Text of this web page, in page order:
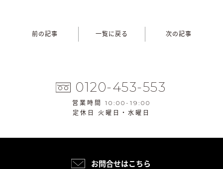
前の記事 一覧に戻る 次の記事
0120-453-553
営業時間 10:00-19:00
定休日 火曜日・水曜日
お問合せはこちら